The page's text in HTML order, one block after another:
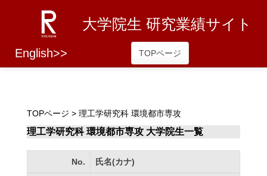
大学院生 研究業績サイト
English>> TOPページ
TOPページ > 理工学研究科 環境都市専攻
理工学研究科 環境都市専攻 大学院生一覧
No. 氏名(カナ)